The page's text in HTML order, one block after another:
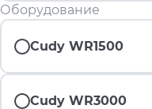
Оборудование
Cudy WR1500
Cudy WR3000